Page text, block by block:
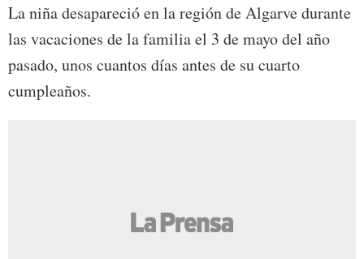
La niña desapareció en la región de Algarve durante
las vacaciones de la familia el 3 de mayo del año
pasado, unos cuantos días antes de su cuarto
cumpleaños.